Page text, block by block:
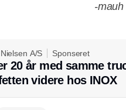
-mauh
A/S Sponseret
20 år med samme
videre hos INOX